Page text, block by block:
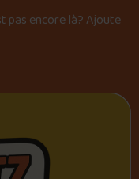
pas encore là? Ajoute